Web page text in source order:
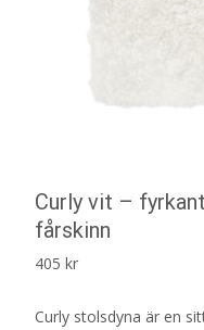
Curly vit –
fårskinn
405 kr
Curly stolsdyna är en